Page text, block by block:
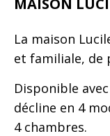
MAISON
La maison
et familiale, de
Disponible
décline en 4
4 chambres.